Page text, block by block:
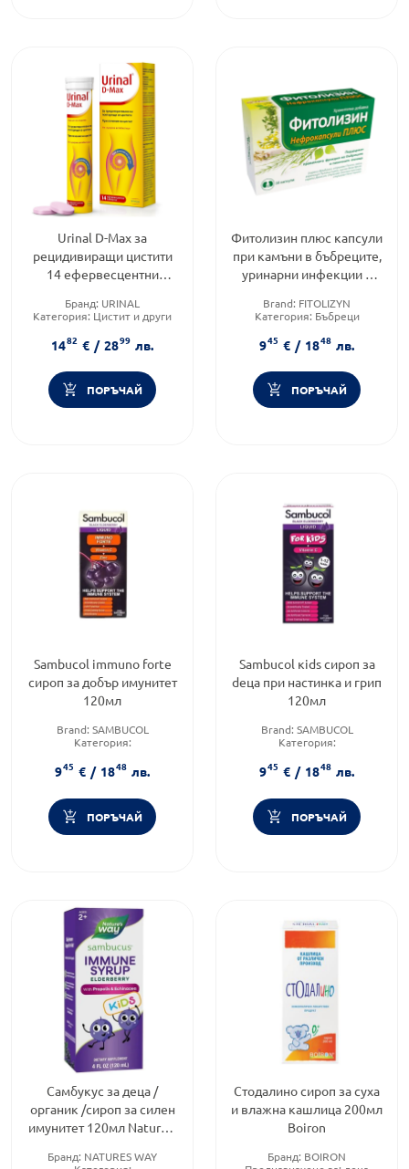
Urinal D-Max за
рецидивиращи цистити
14 ефервесцентни
Бранд: URINAL
Категория: Цистит и други
пътища
Форма на продукта:
1482 € / 2899 лв.
ПОРЪЧАЙ
Фитолизин плюс капсули
при камъни в бъбреците,
уринарни инфекции и
Brand: FITOLIZYN
Категория: Бъбреци
945 € / 1848 лв.
ПОРЪЧАЙ
Sambucol immuno forte
сироп за добър имунитет
120мл
Brand: SAMBUCOL
Категория:
възрастни
Предназначено за:деца
945 € / 1848 лв.
ПОРЪЧАЙ
Sambucol кids сироп за
dеца при настинка и грип
120мл
Brand: SAMBUCOL
Категория:
Форма на продукта:сироп
945 € / 1848 лв.
ПОРЪЧАЙ
Самбукус за деца /
органик /сироп за силен
имунитет 120мл Nature's
Бранд: NATURES WAY
Стодалино сироп за суха
и влажна кашлица 200мл
Boiron
Бранд: BOIRON